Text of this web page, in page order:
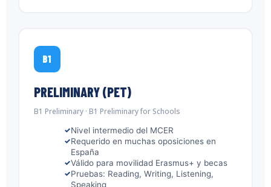
B1
PRELIMINARY (PET)
B1 Preliminary · B1 Preliminary for Schools
Nivel intermedio del MCER
Requerido en muchas oposiciones en
España
Válido para movilidad Erasmus+ y becas
Pruebas: Reading, Writing, Listening,
Speaking